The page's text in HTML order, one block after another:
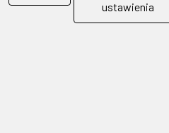
ustawienia